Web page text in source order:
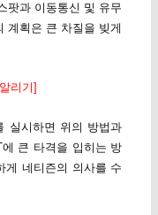
팟과 이동통신 및 유무
계획은 큰 차질을 빚게
리기]
실시하면 위의 방법과
큰 타격을 입히는 방
게 네티즌의 의사를 수